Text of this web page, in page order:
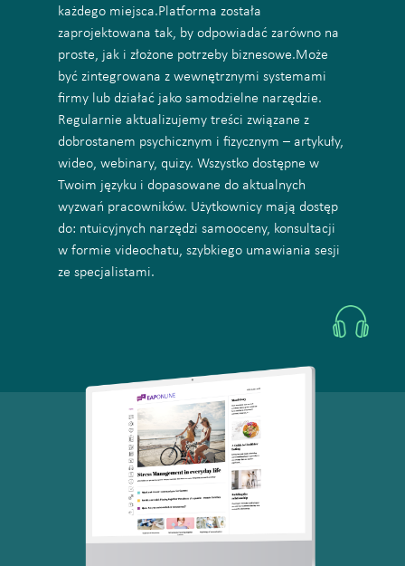
każdego miejsca.Platforma została
zaprojektowana tak, by odpowiadać zarówno na
proste, jak i złożone potrzeby biznesowe.Może
być zintegrowana z wewnętrznymi systemami
firmy lub działać jako samodzielne narzędzie.
Regularnie aktualizujemy treści związane z
dobrostanem psychicznym i fizycznym – artykuły,
wideo, webinary, quizy. Wszystko dostępne w
Twoim języku i dopasowane do aktualnych
wyzwań pracowników. Użytkownicy mają dostęp
do: ntuicyjnych narzędzi samooceny, konsultacji
w formie videochatu, szybkiego umawiania sesji
ze specjalistami.